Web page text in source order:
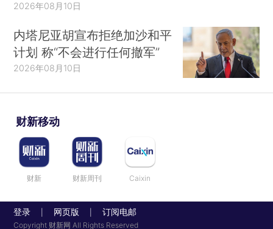
2026年08月10日
内塔尼亚胡宣布拒绝加沙和平
计划 称“不会进行任何撤军”
2026年08月10日
财新移动
财新 财新周刊 Caixin
登录 网页版 订阅电邮
Copyright 财新网 All Rights Reserved